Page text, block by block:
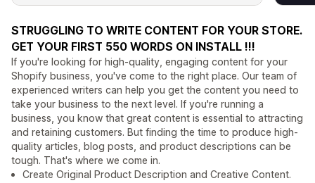
STRUGGLING TO WRITE CONTENT FOR YOUR STORE.
GET YOUR FIRST 550 WORDS ON INSTALL !!!
If you're looking for high-quality, engaging content for your
Shopify business, you've come to the right place. Our team of
experienced writers can help you get the content you need to
take your business to the next level. If you're running a
business, you know that great content is essential to attracting
and retaining customers. But finding the time to produce high-
quality articles, blog posts, and product descriptions can be
tough. That's where we come in.
Create Original Product Description and Creative Content.